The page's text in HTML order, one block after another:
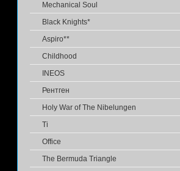
Mechanical Soul
Black Knights*
Aspiro**
Childhood
INEOS
Рентген
Holy War of The Nibelungen
Ti
Office
The Bermuda Triangle